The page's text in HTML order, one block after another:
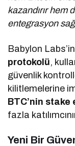
kazandırır hem
entegrasyon
Babylon
protokolü,
güvenlik
kilitlemelerine
BTC’nin stake
fazla
Yeni Bir